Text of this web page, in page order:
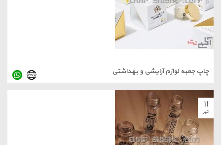
چاپ جعبه لوازم آرایشی و بهداشتی
۱۱
تیر